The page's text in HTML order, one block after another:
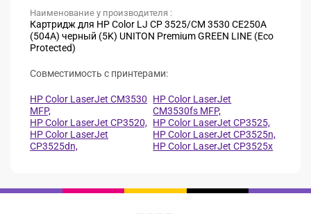
Наименование у производителя :
Картридж для HP Color LJ CP 3525/CM 3530 CE250A
(504A) черный (5K) UNITON Premium GREEN LINE (Eco
Protected)
Совместимость с принтерами:
HP Color LaserJet CM3530
MFP,
HP Color LaserJet
CM3530fs MFP,
HP Color LaserJet CP3520, HP Color LaserJet CP3525,
HP Color LaserJet
CP3525dn,
HP Color LaserJet CP3525n,
HP Color LaserJet CP3525x